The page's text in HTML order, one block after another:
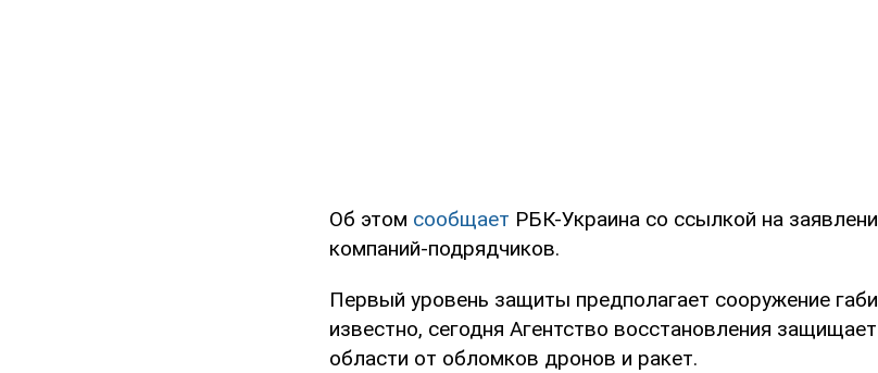
Об этом сообщает РБК-Украина со ссылкой на
компаний-подрядчиков.
Первый уровень защиты предполагает сооружение
известно, сегодня Агентство восстановления
области от обломков дронов и ракет.